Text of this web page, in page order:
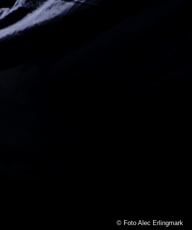
© Foto Alec Erlingmark